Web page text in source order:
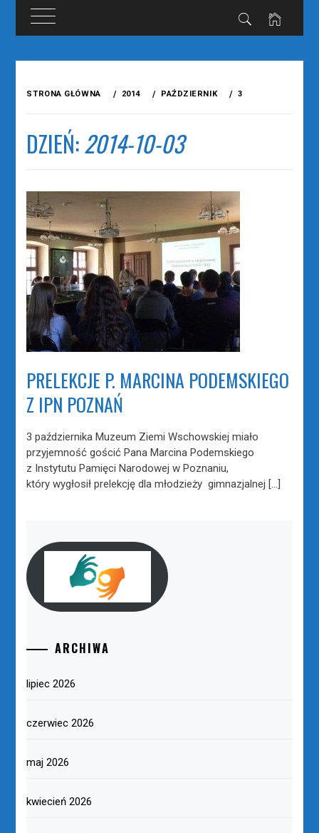
STRONA GŁÓWNA 2014 PAŹDZIERNIK 3
DZIEŃ:2014-10-03
PRELEKCJE P. MARCINA PODEMSKIEGO
Z IPN POZNAŃ
3 października Muzeum Ziemi Wschowskiej miało
przyjemność gościć Pana Marcina Podemskiego
z Instytutu Pamięci Narodowej w Poznaniu,
który wygłosił prelekcję dla młodzieży gimnazjalnej […]
ARCHIWA
lipiec 2026
czerwiec 2026
maj 2026
kwiecień 2026